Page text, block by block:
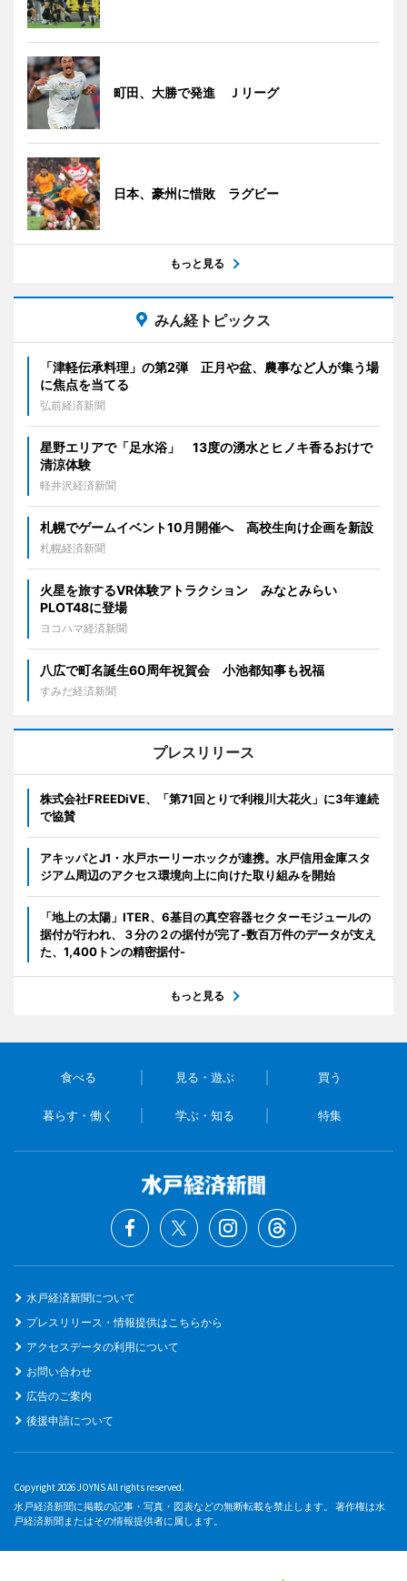
町田、大勝で発進 Ｊリーグ
日本、豪州に惜敗 ラグビー
もっと見る
みん経トピックス
「津軽伝承料理」の第2弾 正月や盆、農事など人が集う場
に焦点を当てる
弘前経済新聞
星野エリアで「足水浴」 13度の湧水とヒノキ香るおけで
清涼体験
軽井沢経済新聞
札幌でゲームイベント10月開催へ 高校生向け企画を新設
札幌経済新聞
火星を旅するVR体験アトラクション みなとみらい
PLOT48に登場
ヨコハマ経済新聞
八広で町名誕生60周年祝賀会 小池都知事も祝福
すみだ経済新聞
プレスリリース
株式会社FREEDiVE、「第71回とりで利根川大花火」に3年連続
で協賛
アキッパとJ1・水戸ホーリーホックが連携。水戸信用金庫スタ
ジアム周辺のアクセス環境向上に向けた取り組みを開始
「地上の太陽」ITER、6基目の真空容器セクターモジュールの
据付が行われ、３分の２の据付が完了-数百万件のデータが支え
た、1,400トンの精密据付-
もっと見る
食べる 見る・遊ぶ 買う
暮らす・働く 学ぶ・知る 特集
水戸経済新聞について
プレスリリース・情報提供はこちらから
アクセスデータの利用について
お問い合わせ
広告のご案内
後援申請について
Copyright 2026 JOYNS All rights reserved.
水戸経済新聞に掲載の記事・写真・図表などの無断転載を禁止します。 著作権は水
戸経済新聞またはその情報提供者に属します。